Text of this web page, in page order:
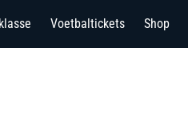
Voetbaltickets Shop